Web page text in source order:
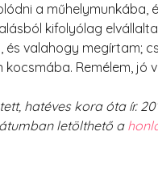
a
kifolyólag
és valahogy megírtam;
Remélem, jó
hatéves kora óta ír.
letölthető a